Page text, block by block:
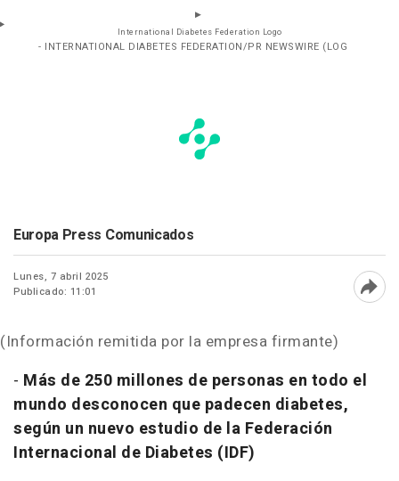
International Diabetes Federation Logo
- INTERNATIONAL DIABETES FEDERATION/PR NEWSWIRE (LOG
Europa Press Comunicados
Lunes, 7 abril 2025
Publicado: 11:01
(Información remitida por la empresa firmante)
- Más de 250 millones de personas en todo el
mundo desconocen que padecen diabetes,
según un nuevo estudio de la Federación
Internacional de Diabetes (IDF)